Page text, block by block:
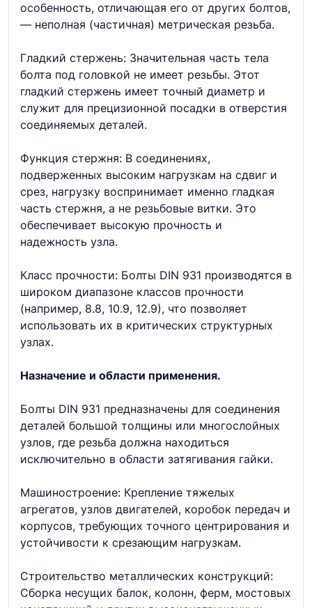
особенность, отличающая его от других болтов,
— неполная (частичная) метрическая резьба.
Гладкий стержень: Значительная часть тела
болта под головкой не имеет резьбы. Этот
гладкий стержень имеет точный диаметр и
служит для прецизионной посадки в отверстия
соединяемых деталей.
Функция стержня: В соединениях,
подверженных высоким нагрузкам на сдвиг и
срез, нагрузку воспринимает именно гладкая
часть стержня, а не резьбовые витки. Это
обеспечивает высокую прочность и
надежность узла.
Класс прочности: Болты DIN 931 производятся в
широком диапазоне классов прочности
(например, 8.8, 10.9, 12.9), что позволяет
использовать их в критических структурных
узлах.
Назначение и области применения.
Болты DIN 931 предназначены для соединения
деталей большой толщины или многослойных
узлов, где резьба должна находиться
исключительно в области затягивания гайки.
Машиностроение: Крепление тяжелых
агрегатов, узлов двигателей, коробок передач и
корпусов, требующих точного центрирования и
устойчивости к срезающим нагрузкам.
Строительство металлических конструкций:
Сборка несущих балок, колонн, ферм, мостовых